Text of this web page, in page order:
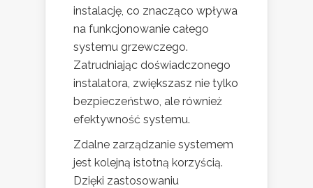
instalację, co znacząco wpływa
na funkcjonowanie całego
systemu grzewczego.
Zatrudniając doświadczonego
instalatora, zwiększasz nie tylko
bezpieczeństwo, ale również
efektywność systemu.
Zdalne zarządzanie systemem
jest kolejną istotną korzyścią.
Dzięki zastosowaniu